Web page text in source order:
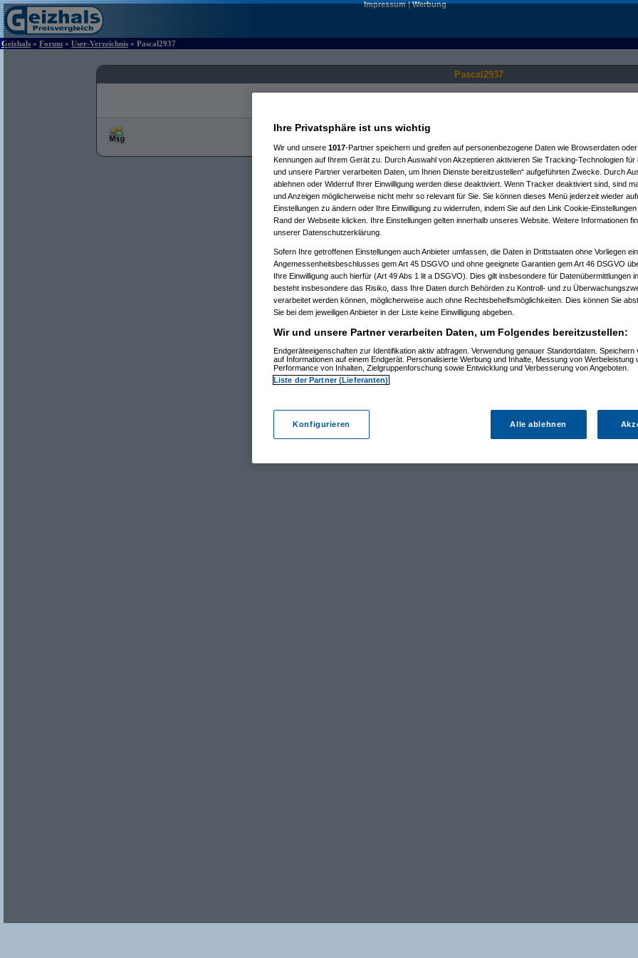
Impressum|Werbung
Geizhals » Forum » User-Verzeichnis » Pascal2937
Pascal2937
Ihre Privatsphäre ist uns wichtig
Wir und unsere 1017-Partner speichern und greifen auf personenbezogene Daten wie Browserdaten
Kennungen auf Ihrem Gerät zu. Durch Auswahl von Akzeptieren aktivieren Sie Tracking-Technologien für
und unsere Partner verarbeiten Daten, um Ihnen Dienste bereitzustellen“ aufgeführten Zwecke. Durch
ablehnen oder Widerruf Ihrer Einwilligung werden diese deaktiviert. Wenn Tracker deaktiviert sind, sind
und Anzeigen möglicherweise nicht mehr so relevant für Sie. Sie können dieses Menü jederzeit wieder
Einstellungen zu ändern oder Ihre Einwilligung zu widerrufen, indem Sie auf den Link Cookie-
Rand der Webseite klicken. Ihre Einstellungen gelten innerhalb unseres Website. Weitere Informationen
unserer Datenschutzerklärung.
Sofern Ihre getroffenen Einstellungen auch Anbieter umfassen, die Daten in Drittstaaten ohne Vorliegen
Angemessenheitsbeschlusses gem Art 45 DSGVO und ohne geeignete Garantien gem Art 46 DSGVO
Ihre Einwilligung auch hierfür (Art 49 Abs 1 lit a DSGVO). Dies gilt insbesondere für Datenübermittlungen
besteht insbesondere das Risiko, dass Ihre Daten durch Behörden zu Kontroll- und zu
verarbeitet werden können, möglicherweise auch ohne Rechtsbehelfsmöglichkeiten. Dies können Sie
Sie bei dem jeweiligen Anbieter in der Liste keine Einwilligung abgeben.
Wir und unsere Partner verarbeiten Daten, um Folgendes bereitzustellen:
Endgeräteeigenschaften zur Identifikation aktiv abfragen. Verwendung genauer Standortdaten. Speichern
auf Informationen auf einem Endgerät. Personalisierte Werbung und Inhalte, Messung von Werbeleistung
Performance von Inhalten, Zielgruppenforschung sowie Entwicklung und Verbesserung von Angeboten.
Liste der Partner (Lieferanten)
Konfigurieren Alle ablehnen